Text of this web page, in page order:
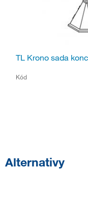
TL Krono sada
Kód
Alternativy